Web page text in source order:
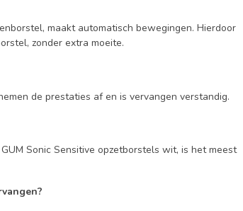
maakt automatisch bewegingen. Hierdoor
zonder extra moeite.
de prestaties af en is vervangen verstandig.
Sonic Sensitive opzetborstels wit, is het meest